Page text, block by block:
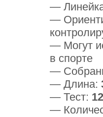
—
—
— Могут
в спорте
—
— Длина:
— Тест:
—